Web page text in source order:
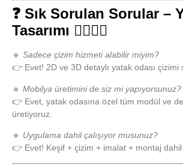
❓ Sık Sorulan Sorular –
Tasarımı 🙋‍♂️🙋‍♀️
🔹 Sadece çizim hizmeti alabilir miyim?
👉 Evet! 2D ve 3D detaylı yatak odası çizimi
🔹 Mobilya üretimini de siz mi yapıyorsunuz?
👉 Evet, yatak odasına özel tüm modül ve
üretiyoruz.
🔹 Uygulama dahil çalışıyor musunuz?
👉 Evet! Keşif + çizim + imalat + montaj dahil